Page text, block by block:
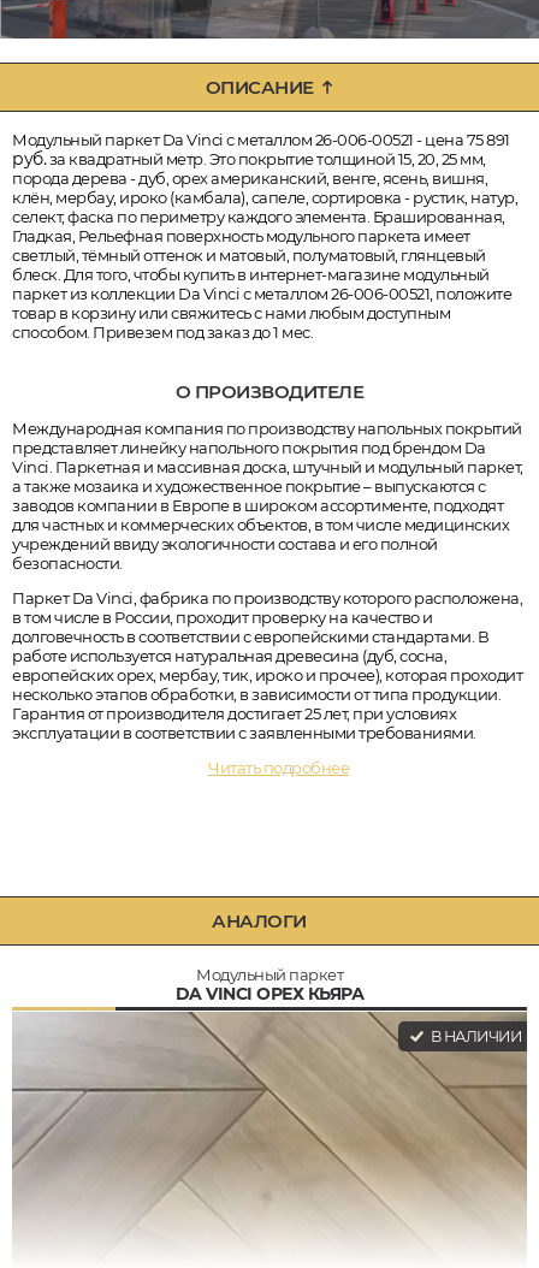
ОПИСАНИЕ
Модульный паркет Da Vinci с металлом 26-006-00521 - цена 75 891
руб.за квадратный метр. Это покрытие толщиной 15, 20, 25 мм,
порода дерева - дуб, орех американский, венге, ясень, вишня,
клён, мербау, ироко (камбала), сапеле, сортировка - рустик, натур,
селект, фаска по периметру каждого элемента. Брашированная,
Гладкая, Рельефная поверхность модульного паркета имеет
светлый, тёмный оттенок и матовый, полуматовый, глянцевый
блеск. Для того, чтобы купить в интернет-магазине модульный
паркет из коллекции Da Vinci с металлом 26-006-00521, положите
товар в корзину или свяжитесь с нами любым доступным
способом. Привезем под заказ до 1 мес.
О ПРОИЗВОДИТЕЛЕ
Международная компания по производству напольных покрытий
представляет линейку напольного покрытия под брендом Da
Vinci. Паркетная и массивная доска, штучный и модульный паркет,
а также мозаика и художественное покрытие – выпускаются с
заводов компании в Европе в широком ассортименте, подходят
для частных и коммерческих объектов, в том числе медицинских
учреждений ввиду экологичности состава и его полной
безопасности.
Паркет Da Vinci, фабрика по производству которого расположена,
в том числе в России, проходит проверку на качество и
долговечность в соответствии с европейскими стандартами. В
работе используется натуральная древесина (дуб, сосна,
европейских орех, мербау, тик, ироко и прочее), которая проходит
несколько этапов обработки, в зависимости от типа продукции.
Гарантия от производителя достигает 25 лет, при условиях
эксплуатации в соответствии с заявленными требованиями.
Читать подробнее
АНАЛОГИ
Модульный паркет
DA VINCI ОРЕХ КЬЯРА
В НАЛИЧИИ